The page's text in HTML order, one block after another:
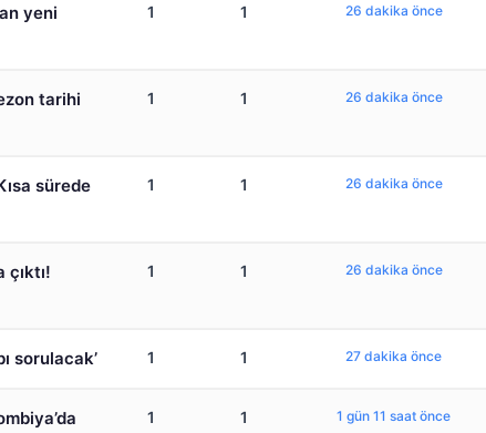
yeni
1 1 26 dakika önce
tarihi
1 1 26 dakika önce
sürede
1 1 26 dakika önce
1 1 26 dakika önce
sorulacak’ 1 1 27 dakika önce
1 1 1 gün 11 saat önce